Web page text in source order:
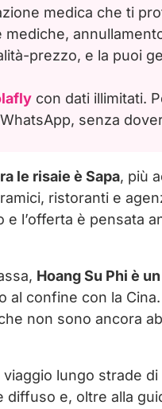
medica che ti
prezzo, e la puoi
con dati illimitati.
senza
le risaie è Sapa, più
ristoranti e
l’offerta è pensata
Hoang Su Phi è
al confine con la
non sono ancora
lungo strade
diffuso e, oltre alla